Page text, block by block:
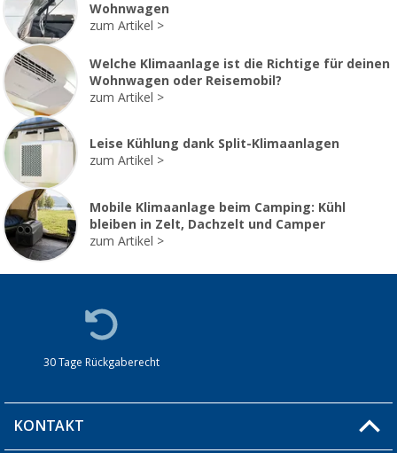
Wohnwagen
zum Artikel
Welche Klimaanlage ist die Richtige für deinen
Wohnwagen oder Reisemobil?
zum Artikel
Leise Kühlung dank Split-Klimaanlagen
zum Artikel
Mobile Klimaanlage beim Camping: Kühl
bleiben in Zelt, Dachzelt und Camper
zum Artikel
30 Tage Rückgaberecht
KONTAKT